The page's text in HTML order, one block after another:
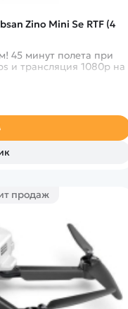
Zino Mini Se RTF (4
45 минут полета при
и трансляция 1080p на
продаж